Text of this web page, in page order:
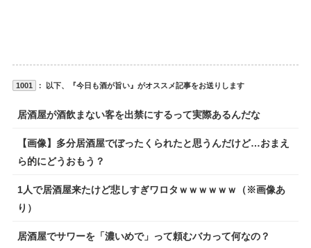
1001 ： 以下、『今日も酒が旨い』がオススメ記事をお送りします
居酒屋が酒飲まない客を出禁にするって実際あるんだな
【画像】多分居酒屋でぼったくられたと思うんだけど…おまえ
ら的にどうおもう？
1人で居酒屋来たけど悲しすぎワロタｗｗｗｗｗｗ（※画像あ
り）
居酒屋でサワーを「濃いめで」って頼むバカって何なの？